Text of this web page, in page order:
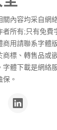
內容均采自網
所有;只有免費
用請聯系字體
標、轉售品或
體下載是網絡
。